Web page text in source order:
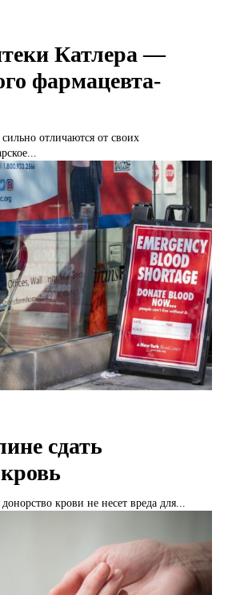
Катлера —
фармацевта-
отличаются от своих
сдать
крови не несет вреда для...